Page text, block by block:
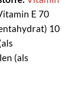
E 70
10
(als